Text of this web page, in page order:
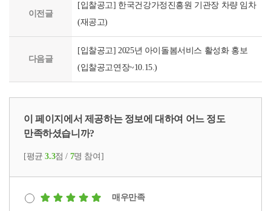
이전글
[입찰공고] 한국건강가정진흥원 기관장 차량 임차
(재공고)
다음글
[입찰공고] 2025년 아이돌봄서비스 활성화 홍보
(입찰공고연장~10.15.)
이 페이지에서 제공하는 정보에 대하여 어느 정도
만족하셨습니까?
[평균3.3점 / 7명 참여]
매우만족